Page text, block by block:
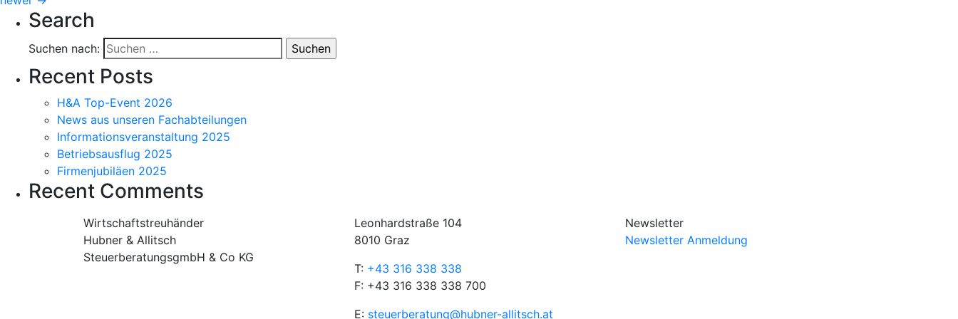
Search
Suchen nach:
Recent Posts
H&A Top-Event 2026
News aus unseren Fachabteilungen
Informationsveranstaltung 2025
Betriebsausflug 2025
Firmenjubiläen 2025
Recent Comments
Wirtschaftstreuhänder
Hubner & Allitsch
SteuerberatungsgmbH & Co KG
Leonhardstraße 104
8010 Graz
T: +43 316 338 338
F: +43 316 338 338 700
E: steuerberatung@hubner-allitsch.at
Newsletter
Newsletter Anmeldung